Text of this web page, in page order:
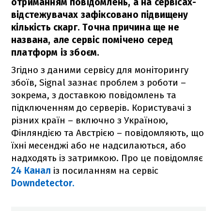
відстежувачах зафіксовано підвищену
кількість скарг. Точна причина ще не
названа, але сервіс помічено серед
платформ із збоєм.
Згідно з даними сервісу для моніторингу
збоїв, Signal зазнає проблем з роботи –
зокрема, з доставкою повідомлень та
підключенням до серверів. Користувачі з
різних країн – включно з Україною,
Фінляндією та Австрією – повідомляють, що
їхні месенджі або не надсилаються, або
надходять із затримкою. Про це повідомляє
24 Канал із посиланням на сервіс
Downdetector.